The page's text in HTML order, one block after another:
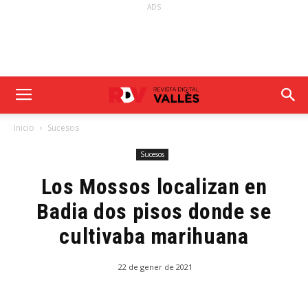
ADS
Inicio Sucesos
Sucesos
Los Mossos localizan en
Badia dos pisos donde se
cultivaba marihuana
22 de gener de 2021